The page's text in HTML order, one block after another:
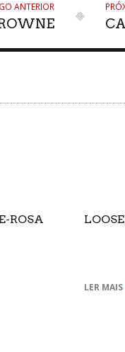
ANTERIOR
ROSA
LER MAIS